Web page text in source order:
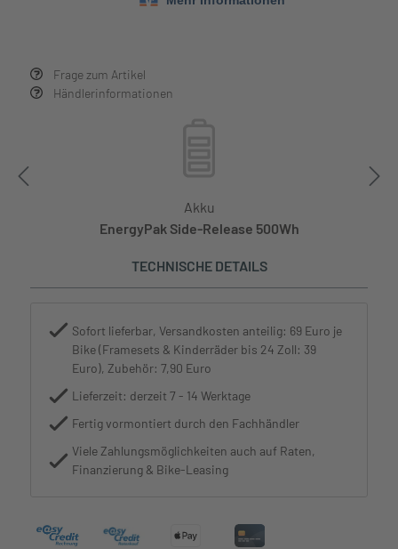
Frage zum Artikel
Händlerinformationen
Akku
EnergyPak Side-Release 500Wh
TECHNISCHE DETAILS
Sofort lieferbar, Versandkosten anteilig: 69 Euro je
Bike (Framesets & Kinderräder bis 24 Zoll: 39
Euro), Zubehör: 7,90 Euro
Lieferzeit: derzeit 7 - 14 Werktage
Fertig vormontiert durch den Fachhändler
Viele Zahlungsmöglichkeiten auch auf Raten,
Finanzierung & Bike-Leasing